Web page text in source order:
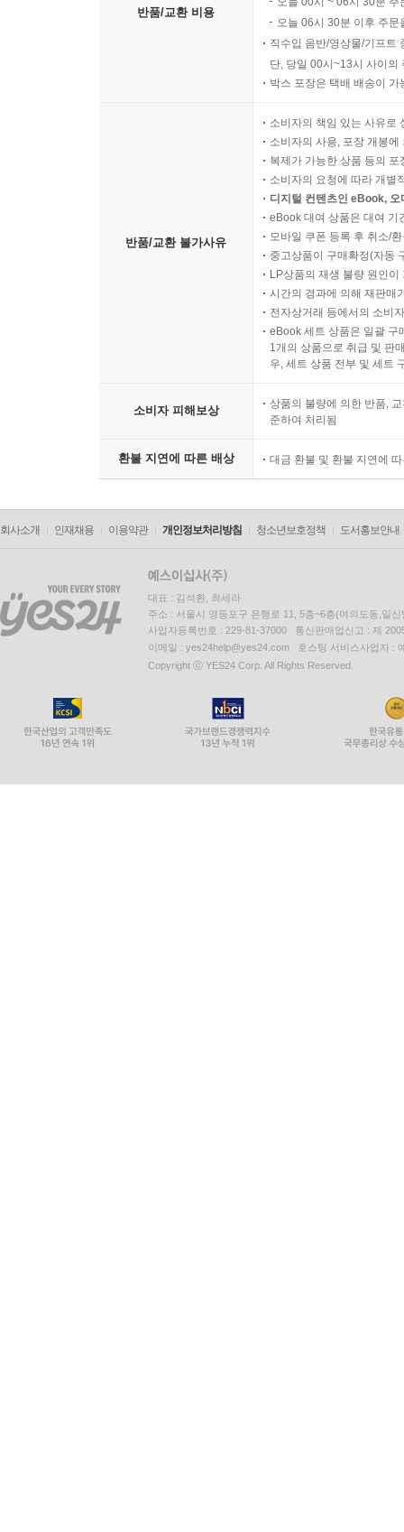
반품/교환 비용
오늘 06시 30분 이후 주
직수입 음반/영상물/기프트
단, 당일 00시~13시 사이의
박스 포장은 택배 배송이
반품/교환 불가사유
소비자의 책임 있는 사유로
소비자의 사용, 포장 개봉
복제가 가능한 상품 등의
소비자의 요청에 따라 개별
디지털 컨텐츠인 eBook,
eBook 대여 상품은 대여 기
모바일 쿠폰 등록 후 취소/
중고상품이 구매확정(자동
LP상품의 재생 불량 원인
시간의 경과에 의해 재판매
전자상거래 등에서의 소비
eBook 세트 상품은 일괄 구
1개의 상품으로 취급 및 판
우, 세트 상품 전부 및 세트
소비자 피해보상
상품의 불량에 의한 반품,
준하여 처리됨
환불 지연에 따른 배상 대금 환불 및 환불 지연에
회사소개 인재채용 이용약관 개인정보처리방침 청소년보호정책 도서홍보안내
대표 : 김석환, 최세라
주소 : 서울시 영등포구 은행로 11, 5층~6층(여의도동,일신
사업자등록번호 : 229-81-37000 통신판매업신고 : 제
이메일 : yes24help@yes24.com 호스팅 서비스사업자 :
Copyright ⓒ YES24 Corp. All Rights Reserved.